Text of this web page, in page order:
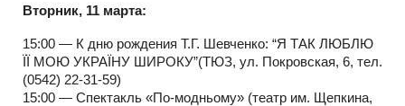
Вторник, 11 марта:
15:00 — К дню рождения Т.Г. Шевченко: “Я ТАК ЛЮБЛЮ
ЇЇ МОЮ УКРАЇНУ ШИРОКУ”(ТЮЗ, ул. Покровская, 6, тел.
(0542) 22-31-59)
15:00 — Спектакль «По-модньому» (театр им. Щепкина,